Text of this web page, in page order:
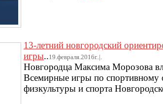
13-летний новгородский
игры..19.февраля.2016г..|.
Новгородца Максима Морозова
Всемирные игры по спортивному
физкультуры и спорта